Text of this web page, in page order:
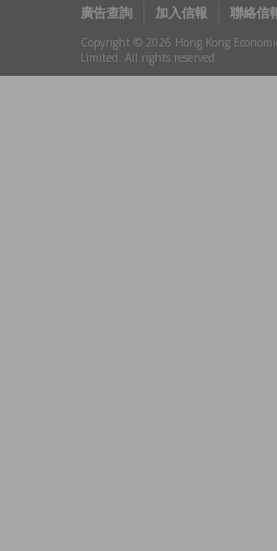
廣告查詢
加入信報 聯絡信
Copyright © 2026 Hong Kong
Limited. All rights reserved.